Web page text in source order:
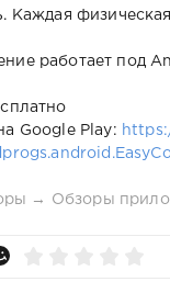
Каждая
работает под
Google Play:
→ Обзоры